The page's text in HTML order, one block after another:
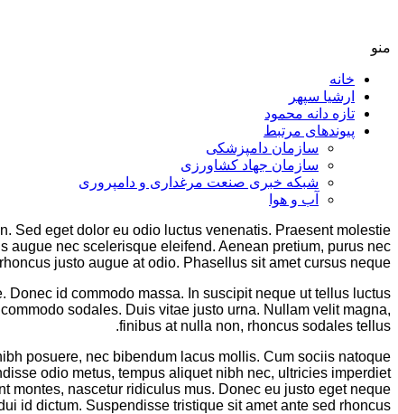
منو
خانه
ارشیا سپهر
تازه دانه محمود
پیوندهای مرتبط
سازمان دامپزشکی
سازمان جهاد کشاورزی
شبکه خبری صنعت مرغداری و دامپروری
آب و هوا
Sed eget dolor eu odio luctus venenatis. Praesent molestie
augue nec scelerisque eleifend. Aenean pretium, purus nec
justo augue at odio. Phasellus sit amet cursus neque.
id commodo massa. In suscipit neque ut tellus luctus
sodales. Duis vitae justo urna. Nullam velit magna,
finibus at nulla non, rhoncus sodales tellus.
posuere, nec bibendum lacus mollis. Cum sociis natoque
odio metus, tempus aliquet nibh nec, ultricies imperdiet
montes, nascetur ridiculus mus. Donec eu justo eget neque
id dictum. Suspendisse tristique sit amet ante sed rhoncus.